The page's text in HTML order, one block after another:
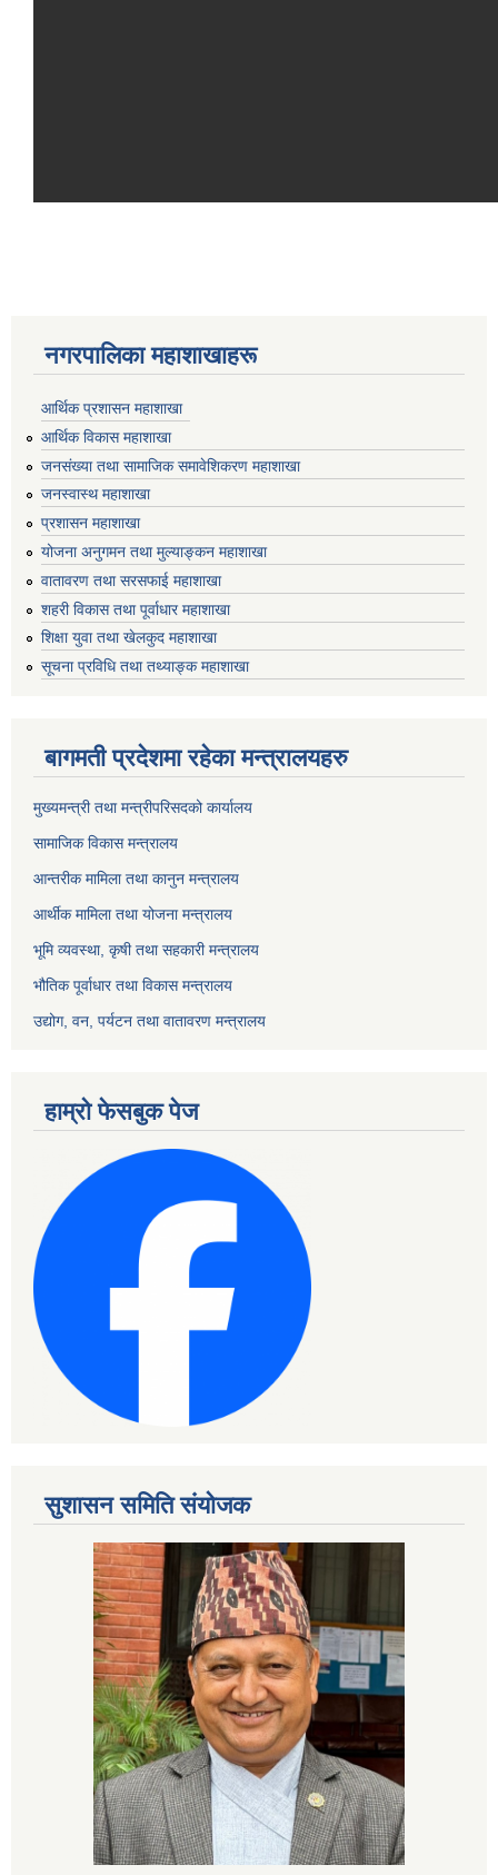
नगरपालिका महाशाखाहरू
आर्थिक प्रशासन महाशाखा
आर्थिक विकास महाशाखा
जनसंख्या तथा सामाजिक समावेशिकरण महाशाखा
जनस्वास्थ महाशाखा
प्रशासन महाशाखा
योजना अनुगमन तथा मुल्याङ्कन महाशाखा
वातावरण तथा सरसफाई महाशाखा
शहरी विकास तथा पूर्वाधार महाशाखा
शिक्षा युवा तथा खेलकुद महाशाखा
सूचना प्रविधि तथा तथ्याङ्क महाशाखा
बागमती प्रदेशमा रहेका मन्त्रालयहरु
मुख्यमन्त्री तथा मन्त्रीपरिसदको कार्यालय
सामाजिक विकास मन्त्रालय
आन्तरीक मामिला तथा कानुन मन्त्रालय
आर्थीक मामिला तथा योजना मन्त्रालय
भूमि व्यवस्था, कृषी तथा सहकारी मन्त्रालय
भौतिक पूर्वाधार तथा विकास मन्त्रालय
उद्योग, वन, पर्यटन तथा वातावरण मन्त्रालय
हाम्रो फेसबुक पेज
सुशासन समिति संयोजक